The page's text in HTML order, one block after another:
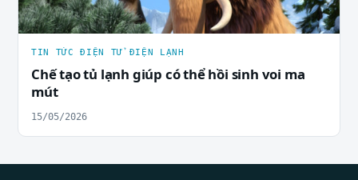
TIN TỨC ĐIỆN TỬ ĐIỆN LẠNH
Chế tạo tủ lạnh giúp có thể hồi sinh voi ma
mút
15/05/2026